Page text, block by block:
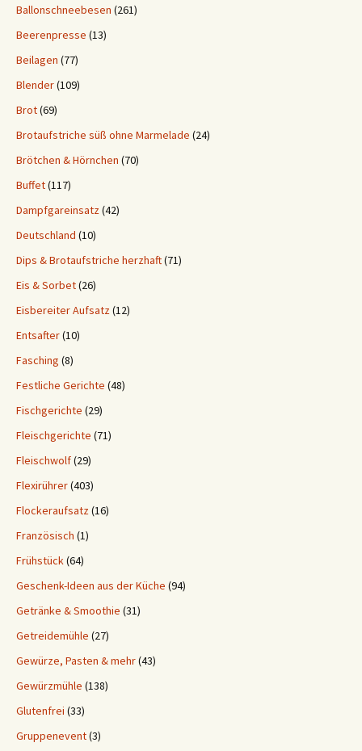
Ballonschneebesen (261)
Beerenpresse (13)
Beilagen (77)
Blender(109)
Brot(69)
Brotaufstriche süß ohne Marmelade (24)
Brötchen & Hörnchen (70)
Buffet(117)
Dampfgareinsatz(42)
Deutschland (10)
Dips & Brotaufstriche herzhaft(71)
Eis & Sorbet(26)
Eisbereiter Aufsatz(12)
Entsafter(10)
Fasching (8)
Festliche Gerichte (48)
Fischgerichte (29)
Fleischgerichte (71)
Fleischwolf(29)
Flexirührer(403)
Flockeraufsatz(16)
Französisch (1)
Frühstück(64)
Geschenk-Ideen aus der Küche (94)
Getränke & Smoothie (31)
Getreidemühle (27)
Gewürze, Pasten & mehr(43)
Gewürzmühle (138)
Glutenfrei (33)
Gruppenevent(3)